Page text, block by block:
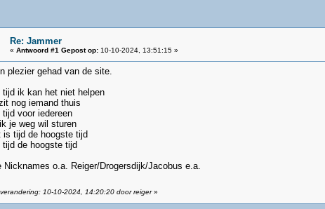
Re: Jammer
« Antwoord #1 Gepost op:10-10-2024, 13:51:15 »
plezier gehad van de site.
ik kan het niet helpen
nog iemand thuis
voor iedereen
je weg wil sturen
is tijd de hoogste tijd
de hoogste tijd
Nicknames o.a. Reiger/Drogersdijk/Jacobus e.a.
10-10-2024, 14:20:20 door reiger»